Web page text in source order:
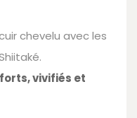
chevelu avec les
forts, vivifiés et